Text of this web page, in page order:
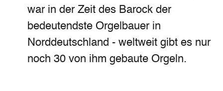
war in der Zeit des Barock der
bedeutendste Orgelbauer in
Norddeutschland - weltweit gibt es nur
noch 30 von ihm gebaute Orgeln.